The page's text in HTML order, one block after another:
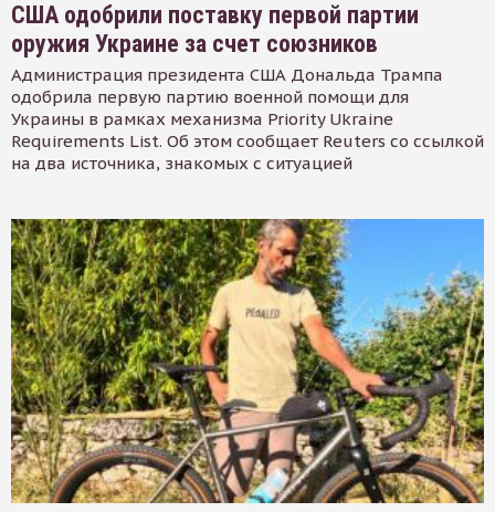
США одобрили поставку первой партии
оружия Украине за счет союзников
Администрация президента США Дональда Трампа
одобрила первую партию военной помощи для
Украины в рамках механизма Priority Ukraine
Requirements List. Об этом сообщает Reuters со ссылкой
на два источника, знакомых с ситуацией